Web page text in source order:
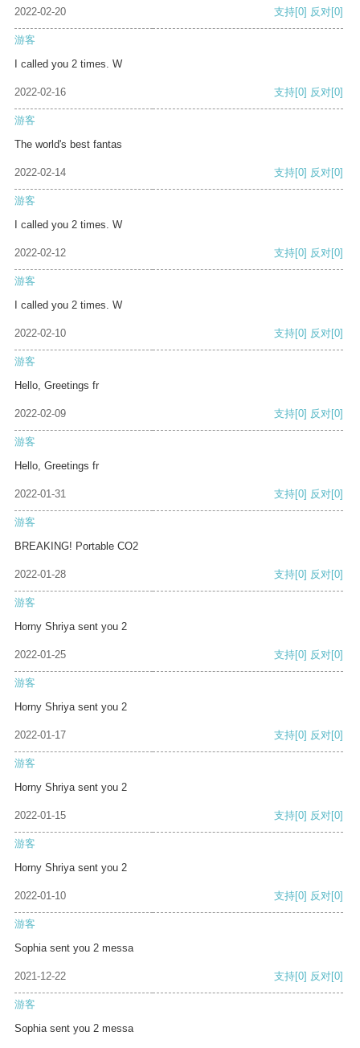
2022-02-20 支持[0] 反对[0]
游客
I called you 2 times. W
2022-02-16 支持[0] 反对[0]
游客
The world's best fantas
2022-02-14 支持[0] 反对[0]
游客
I called you 2 times. W
2022-02-12 支持[0] 反对[0]
游客
I called you 2 times. W
2022-02-10 支持[0] 反对[0]
游客
Hello, Greetings fr
2022-02-09 支持[0] 反对[0]
游客
Hello, Greetings fr
2022-01-31 支持[0] 反对[0]
游客
BREAKING! Portable CO2
2022-01-28 支持[0] 反对[0]
游客
Horny Shriya sent you 2
2022-01-25 支持[0] 反对[0]
游客
Horny Shriya sent you 2
2022-01-17 支持[0] 反对[0]
游客
Horny Shriya sent you 2
2022-01-15 支持[0] 反对[0]
游客
Horny Shriya sent you 2
2022-01-10 支持[0] 反对[0]
游客
Sophia sent you 2 messa
2021-12-22 支持[0] 反对[0]
游客
Sophia sent you 2 messa